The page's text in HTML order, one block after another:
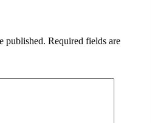
published. Required fields are